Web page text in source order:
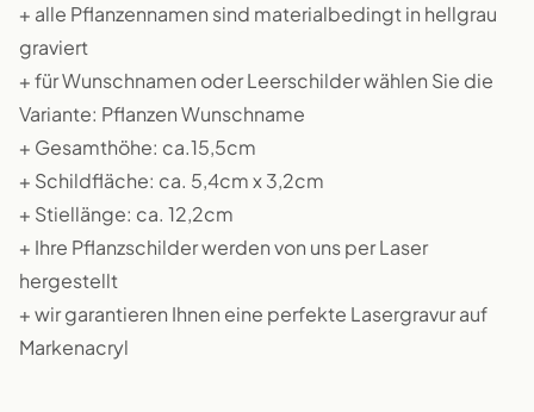
+ alle Pflanzennamen sind materialbedingt in hellgrau
graviert
+ für Wunschnamen oder Leerschilder wählen Sie die
Variante: Pflanzen Wunschname
+ Gesamthöhe: ca.15,5cm
+ Schildfläche: ca. 5,4cm x 3,2cm
+ Stiellänge: ca. 12,2cm
+ Ihre Pflanzschilder werden von uns per Laser
hergestellt
+ wir garantieren Ihnen eine perfekte Lasergravur auf
Markenacryl